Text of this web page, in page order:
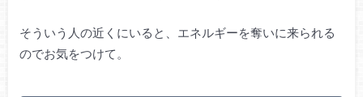
そういう人の近くにいると、エネルギーを奪いに来られる
のでお気をつけて。